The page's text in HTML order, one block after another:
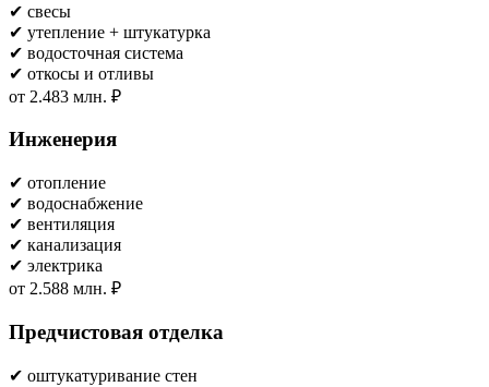
✔ свесы
✔ утепление + штукатурка
✔ водосточная система
✔ откосы и отливы
от 2.483 млн. ₽
Инженерия
✔ отопление
✔ водоснабжение
✔ вентиляция
✔ канализация
✔ электрика
от 2.588 млн. ₽
Предчистовая отделка
✔ оштукатуривание стен